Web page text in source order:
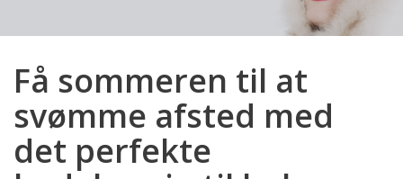
Få sommeren til at
svømme afsted med
det perfekte